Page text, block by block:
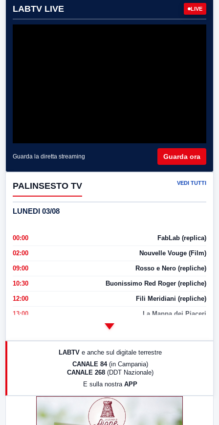
LABTV LIVE LIVE
Guarda la diretta streaming Guarda ora
PALINSESTO TV VEDI TUTTI
LUNEDI 03/08
00:00 FabLab (replica)
02:00 Nouvelle Vouge (Film)
09:00 Rosso e Nero (repliche)
10:30 Buonissimo Red Roger (repliche)
12:00 Fili Meridiani (repliche)
13:00 La Mappa dei Piaceri
LABTV e anche sul digitale terrestre
CANALE 84 (in Campania)
CANALE 268 (DDT Nazionale)
E sulla nostra APP